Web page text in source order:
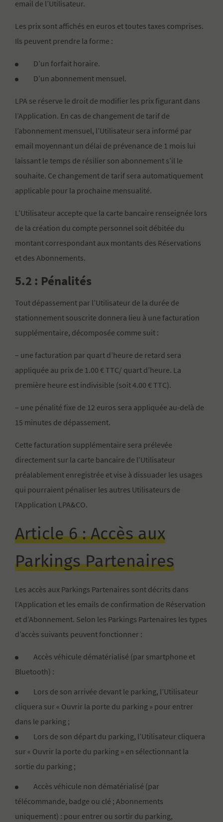
email de l’Utilisateur.
Les prix sont affichés en euros et toutes taxes comprises.
Ils peuvent prendre la forme :
D’un forfait horaire.
D’un abonnement mensuel.
LPA se réserve le droit de modifier les prix figurant dans
l’Application. En cas de changement de tarif de
l’abonnement mensuel, l’Utilisateur sera informé par
email moyennant un délai de prévenance de 1 mois lui
laissant le temps de résilier son abonnement s’il le
souhaite. Ce changement de tarif sera automatiquement
applicable pour la prochaine mensualité.
L’Utilisateur accepte que la carte bancaire renseignée lors
de la création du compte personnel soit débitée du
montant correspondant aux montants des Réservations
et des Abonnements.
5.2 : Pénalités
Tout dépassement par l’Utilisateur de la durée de
stationnement souscrite donnera lieu à une facturation
supplémentaire, décomposée comme suit :
– une facturation par quart d’heure de retard sera
appliquée au prix de 1.00 € TTC/ quart d’heure. La
première heure est indivisible (soit 4.00 € TTC).
– une pénalité fixe de 12 euros sera appliquée au-delà de
15 minutes de dépassement.
Cette facturation supplémentaire sera prélevée
directement sur la carte bancaire de l’Utilisateur
préalablement enregistrée et vise à dissuader les usages
qui pourraient pénaliser les autres Utilisateurs de
l’Application LPA&CO.
Article 6 : Accès aux
Parkings Partenaires
Les accès aux Parkings Partenaires sont décrits dans
l’Application et les emails de confirmation de Réservation
et d’Abonnement. Selon les Parkings Partenaires les types
d’accès suivants peuvent fonctionner :
Accès véhicule dématérialisé (par smartphone et
Bluetooth) :
Lors de son arrivée devant le parking, l’Utilisateur
cliquera sur « Ouvrir la porte du parking » pour entrer
dans le parking ;
Lors de son départ du parking, l’Utilisateur cliquera
sur « Ouvrir la porte du parking » en sélectionnant la
sortie du parking ;
Accès véhicule non dématérialisé (par
télécommande, badge ou clé ; Abonnements
uniquement) : pour entrer ou sortir du parking,